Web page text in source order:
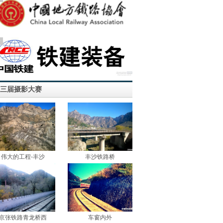
届摄影大赛
伟大的工程-丰沙 丰沙铁路桥
张铁路青龙桥西 车窗内外